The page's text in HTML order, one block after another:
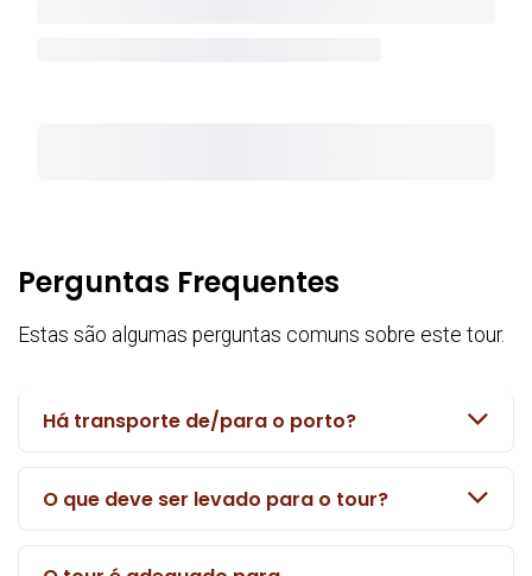
Perguntas Frequentes
Estas são algumas perguntas comuns sobre este tour.
Há transporte de/para o porto?
O que deve ser levado para o tour?